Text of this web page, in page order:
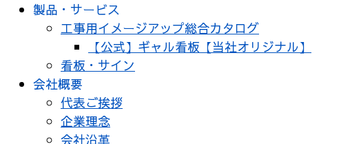
製品・サービス
工事用イメージアップ総合カタログ
【公式】ギャル看板【当社オリジナル】
看板・サイン
会社概要
代表ご挨拶
企業理念
会社沿革